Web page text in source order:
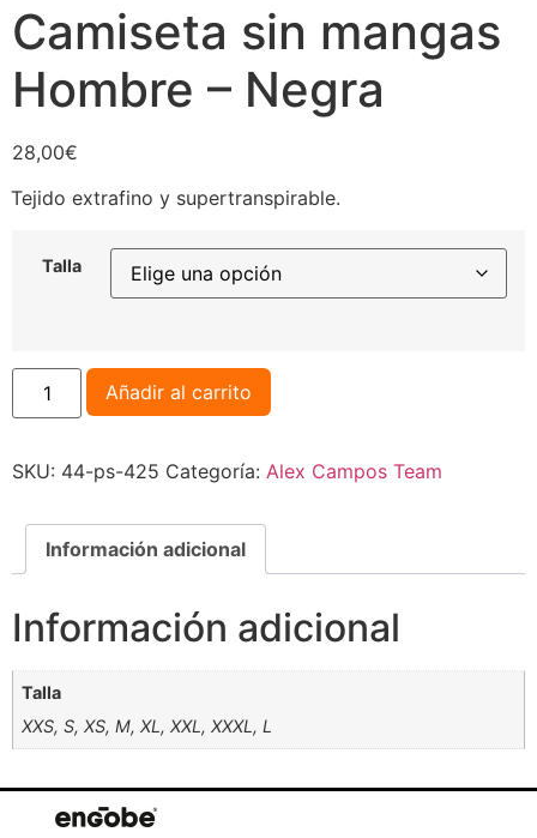
Camiseta sin mangas
Hombre – Negra
28,00€
Tejido extrafino y supertranspirable.
Talla
Añadir al carrito
SKU: 44-ps-425 Categoría: Alex Campos Team
Información adicional
Información adicional
Talla
XXS, S, XS, M, XL, XXL, XXXL, L